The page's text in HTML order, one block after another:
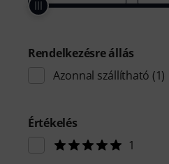
Rendelkezésre állás
Azonnal szállítható (1)
Értékelés
1